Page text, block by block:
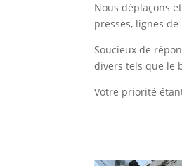
Nous déplaçons
presses, lignes
Soucieux de
divers tels que le
Votre priorité